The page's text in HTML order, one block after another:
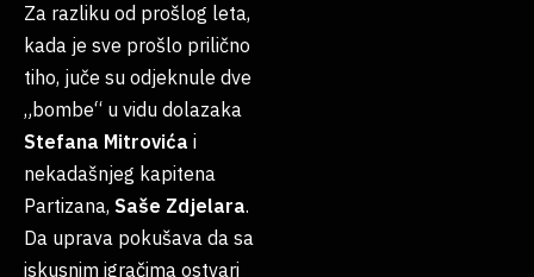
Za razliku od prošlog leta,
kada je sve prošlo prilično
tiho, juče su odjeknule dve
„bombe“ u vidu dolazaka
Stefana Mitrovića i
nekadašnjeg kapitena
Partizana, Saše Zdjelara.
Da uprava pokušava da sa
iskusnim igračima ostvari